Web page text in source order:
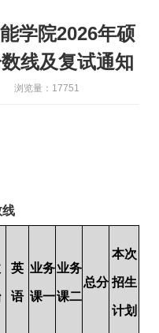
学院2026年硕
线及复试通知
浏览量：17751
线
英
语
业务
课一
业务
课二
总分
本次
招生
计划